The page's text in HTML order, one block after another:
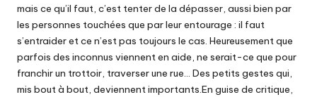
mais ce qu’il faut, c’est tenter de la dépasser, aussi bien par
les personnes touchées que par leur entourage : il faut
s’entraider et ce n’est pas toujours le cas. Heureusement que
parfois des inconnus viennent en aide, ne serait-ce que pour
franchir un trottoir, traverser une rue… Des petits gestes qui,
mis bout à bout, deviennent importants.En guise de critique,